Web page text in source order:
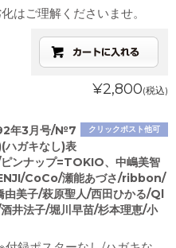
はご理解くださいませ。
¥2,800(税込)
クリックポスト他可
年3月号/№7
ハガキなし)表
ンナップ=TOKIO、中嶋美智
CoCo/瀬能あづさ/ribbon/
由美子/萩原聖人/西田ひかる/Ql
井法子/堀川早苗/杉本理恵/小